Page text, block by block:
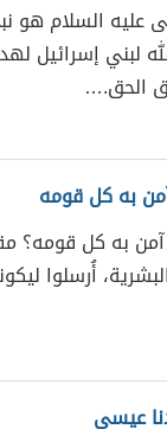
عليه السلام هو
لبني إسرائيل
الحق.…
به كل قومه
به كل قومه؟
أُرسلوا
عيسى